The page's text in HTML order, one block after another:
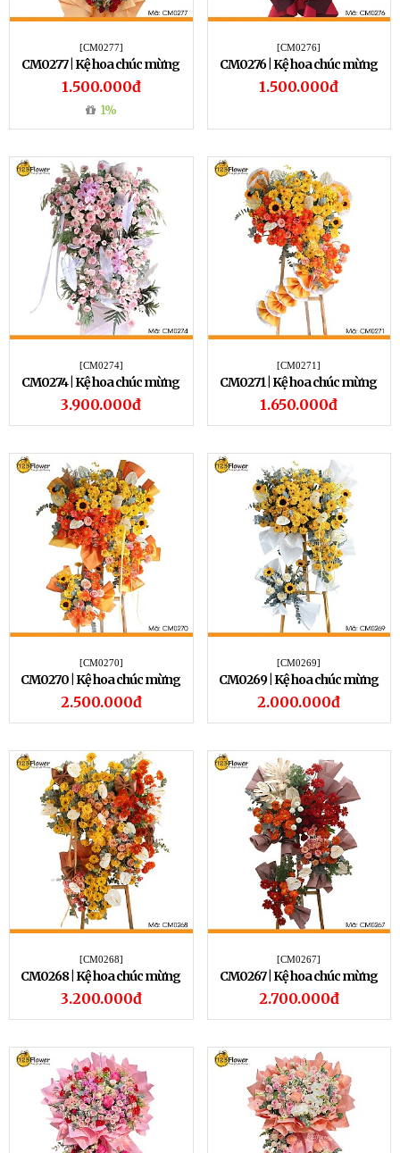
[CM0277]
CM0277 | Kệ hoa chúc mừng
277
1.500.000đ
1%
[CM0276]
CM0276 | Kệ hoa chúc mừng
276
1.500.000đ
[CM0274]
CM0274 | Kệ hoa chúc mừng
274
3.900.000đ
[CM0271]
CM0271 | Kệ hoa chúc mừng
271
1.650.000đ
[CM0270]
CM0270 | Kệ hoa chúc mừng
270
2.500.000đ
[CM0269]
​CM0269 | Kệ hoa chúc mừng
269
2.000.000đ
[CM0268]
CM0268 | Kệ hoa chúc mừng
268
3.200.000đ
[CM0267]
CM0267 | Kệ hoa chúc mừng
267
2.700.000đ